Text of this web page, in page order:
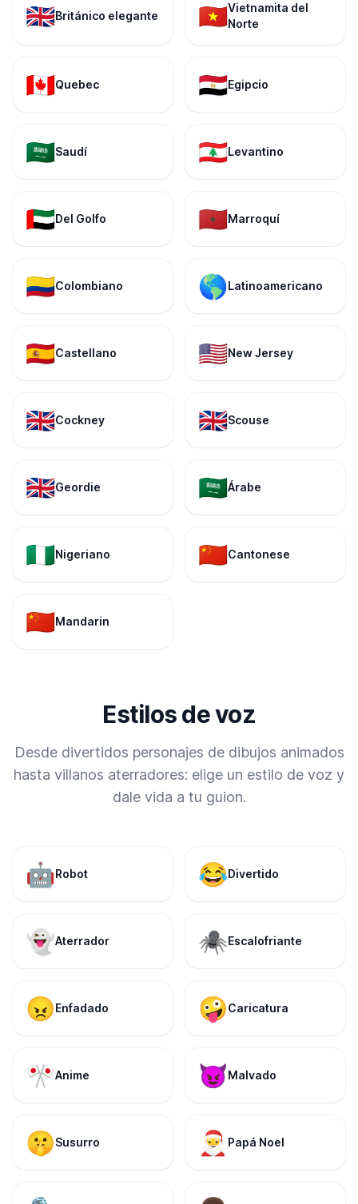
🇬🇧Británico elegante 🇻🇳Vietnamita del
Norte
🇨🇦Quebec 🇪🇬Egipcio
🇸🇦Saudí 🇱🇧Levantino
🇦🇪Del Golfo 🇲🇦Marroquí
🇨🇴Colombiano 🌎Latinoamericano
🇪🇸Castellano 🇺🇸New Jersey
🇬🇧Cockney 🇬🇧Scouse
🇬🇧Geordie 🇸🇦Árabe
🇳🇬Nigeriano 🇨🇳Cantonese
🇨🇳Mandarin
Estilos de voz
Desde divertidos personajes de dibujos animados
hasta villanos aterradores: elige un estilo de voz y
dale vida a tu guion.
🤖Robot 😂Divertido
👻Aterrador 🕷️Escalofriante
😠Enfadado 🤪Caricatura
🎌Anime 😈Malvado
🤫Susurro 🎅 Papá Noel